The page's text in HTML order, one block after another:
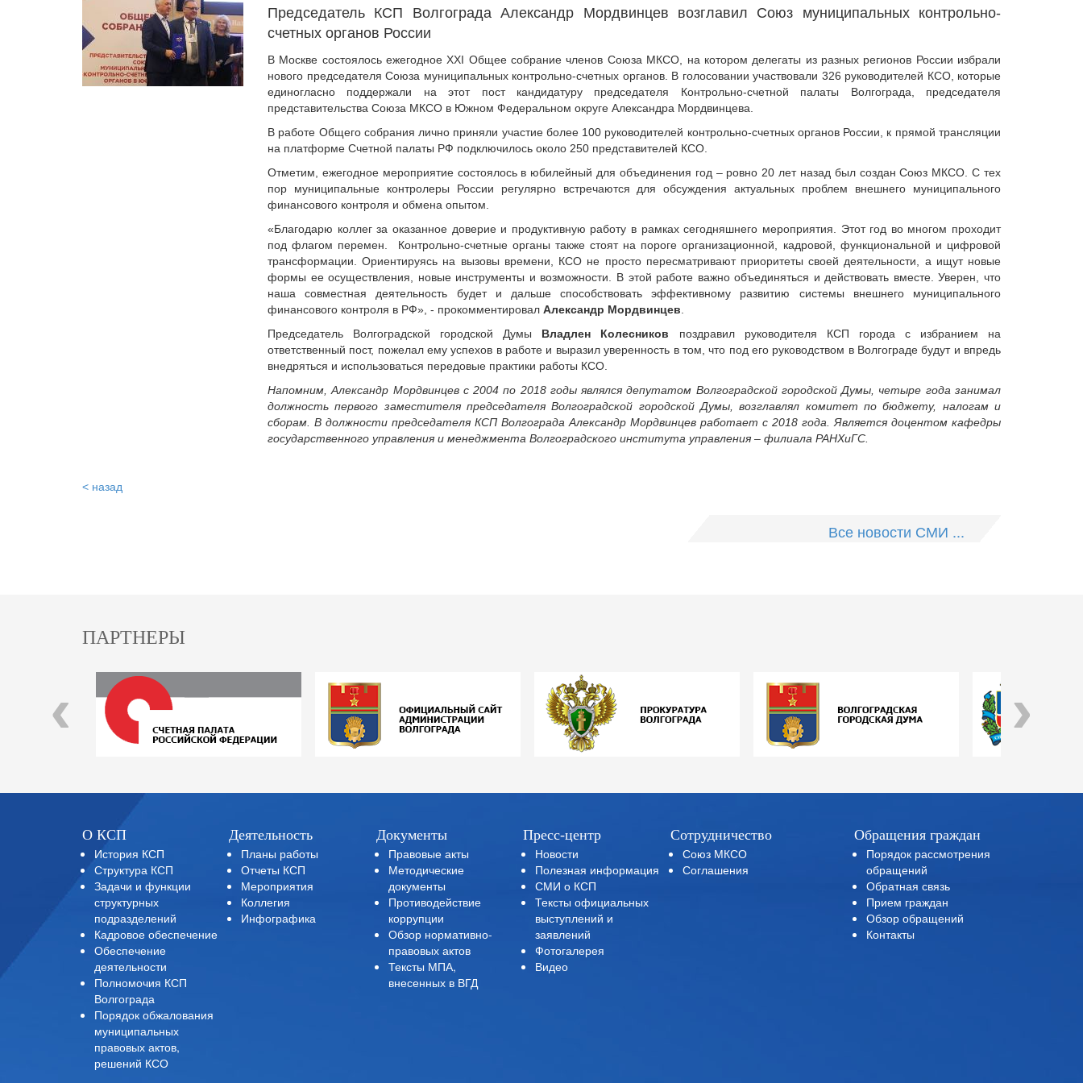
Председатель КСП Волгограда Александр Мордвинцев возглавил Союз муниципальных контрольно-
счетных органов России
В Москве состоялось ежегодное XXI Общее собрание членов Союза МКСО, на котором делегаты из разных регионов России избрали
нового председателя Союза муниципальных контрольно-счетных органов. В голосовании участвовали 326 руководителей КСО, которые
единогласно поддержали на этот пост кандидатуру председателя Контрольно-счетной палаты Волгограда, председателя
представительства Союза МКСО в Южном Федеральном округе Александра Мордвинцева.
В работе Общего собрания лично приняли участие более 100 руководителей контрольно-счетных органов России, к прямой трансляции
на платформе Счетной палаты РФ подключилось около 250 представителей КСО.
Отметим, ежегодное мероприятие состоялось в юбилейный для объединения год – ровно 20 лет назад был создан Союз МКСО. С тех
пор муниципальные контролеры России регулярно встречаются для обсуждения актуальных проблем внешнего муниципального
финансового контроля и обмена опытом.
«Благодарю коллег за оказанное доверие и продуктивную работу в рамках сегодняшнего мероприятия. Этот год во многом проходит
под флагом перемен. Контрольно-счетные органы также стоят на пороге организационной, кадровой, функциональной и цифровой
трансформации. Ориентируясь на вызовы времени, КСО не просто пересматривают приоритеты своей деятельности, а ищут новые
формы ее осуществления, новые инструменты и возможности. В этой работе важно объединяться и действовать вместе. Уверен, что
наша совместная деятельность будет и дальше способствовать эффективному развитию системы внешнего муниципального
финансового контроля в РФ», - прокомментировал Александр Мордвинцев
Председатель Волгоградской городской Думы Владлен Колесников поздравил руководителя КСП города с избранием на
ответственный пост, пожелал ему успехов в работе и выразил уверенность в том, что под его руководством в Волгограде будут и впредь
внедряться и использоваться передовые практики работы КСО.
Напомним, Александр Мордвинцев с 2004 по 2018 годы являлся депутатом Волгоградской городской Думы, четыре года занимал
должность первого заместителя председателя Волгоградской городской Думы, возглавлял комитет по бюджету, налогам и
сборам. В должности председателя КСП Волгограда Александр Мордвинцев работает с 2018 года. Является доцентом кафедры
государственного управления и менеджмента Волгоградского института управления – филиала РАНХиГС.
< назад
Все новости СМИ ...
ПАРТНЕРЫ
‹ ›
О КСП
История КСП
Структура КСП
Задачи и функции
структурных
подразделений
Кадровое обеспечение
Обеспечение
деятельности
Полномочия КСП
Волгограда
Порядок обжалования
муниципальных
правовых актов,
решений КСО
Деятельность
Планы работы
Отчеты КСП
Мероприятия
Коллегия
Инфографика
Документы
Правовые акты
Методические
документы
Противодействие
коррупции
Обзор нормативно-
правовых актов
Тексты МПА,
внесенных в ВГД
Пресс-центр
Новости
Полезная информация
СМИ о КСП
Тексты официальных
выступлений и
заявлений
Фотогалерея
Видео
Сотрудничество
Союз МКСО
Соглашения
Обращения граждан
Порядок рассмотрения
обращений
Обратная связь
Прием граждан
Обзор обращений
Контакты